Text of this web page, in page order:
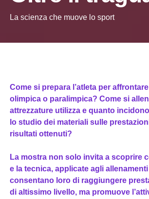
La scienza che muove lo sport
Come si prepara l’atleta per
olimpica o paralimpica? Come si
attrezzature utilizza e quanto
lo studio dei materiali sulle
risultati ottenuti?
La mostra non solo invita a scoprire
e la tecnica, applicate agli
consentano loro di raggiungere
di altissimo livello, ma promuove